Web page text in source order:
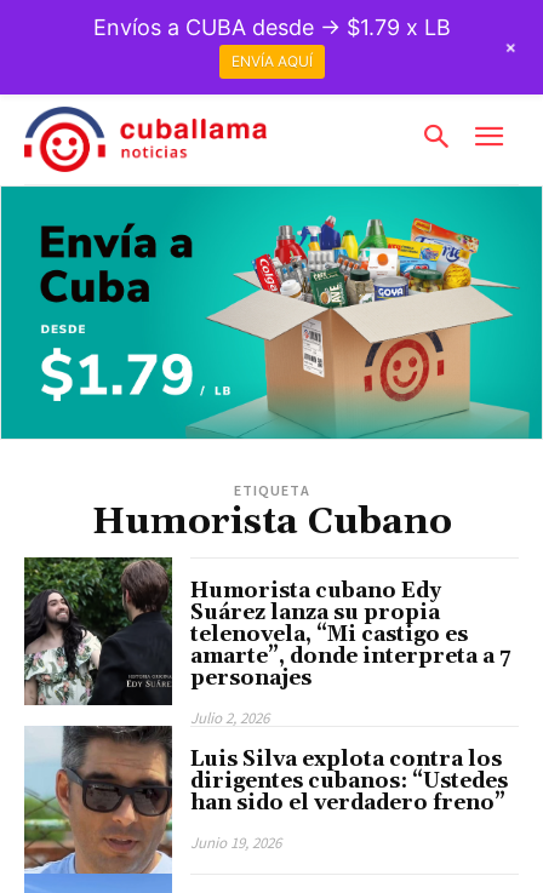
ETIQUETA
Humorista Cubano
Humorista cubano Edy
Suárez lanza su propia
telenovela, “Mi castigo es
amarte”, donde interpreta a 7
personajes
Julio 2, 2026
Luis Silva explota contra los
dirigentes cubanos: “Ustedes
han sido el verdadero freno”
Junio 19, 2026
Envíos a CUBA desde → $1.79 x LB
ENVÍA AQUÍ
+